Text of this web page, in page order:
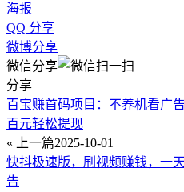
海报
QQ 分享
微博分享
微信分享
分享
百宝赚首码项目：不养机看广
百元轻松提现​​
« 上一篇2025-10-01
快抖极速版，刷视频赚钱，一
告